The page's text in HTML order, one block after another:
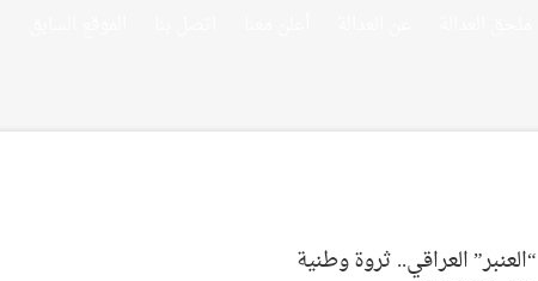
“العنبر” العراقي.. ثروة وطنية